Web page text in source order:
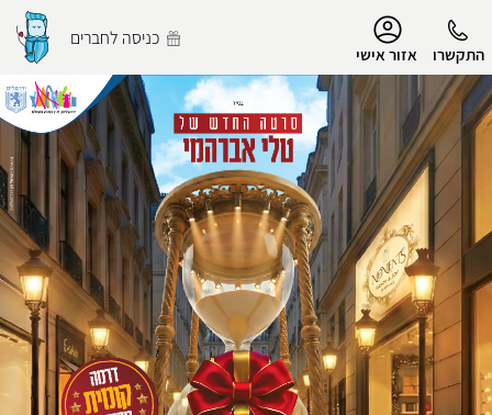
התקשרו אזור אישי
כניסה לחברים
הפרופיל שלי
התנתק